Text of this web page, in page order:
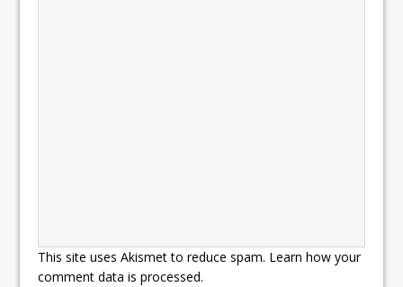
This site uses Akismet to reduce spam. Learn how your
comment data is processed.